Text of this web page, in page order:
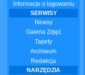
Informacje o logowaniu
SERWISY
Newsy
Galeria Zdjęć
Tapety
Archiwum
Redakcja
NARZĘDZIA